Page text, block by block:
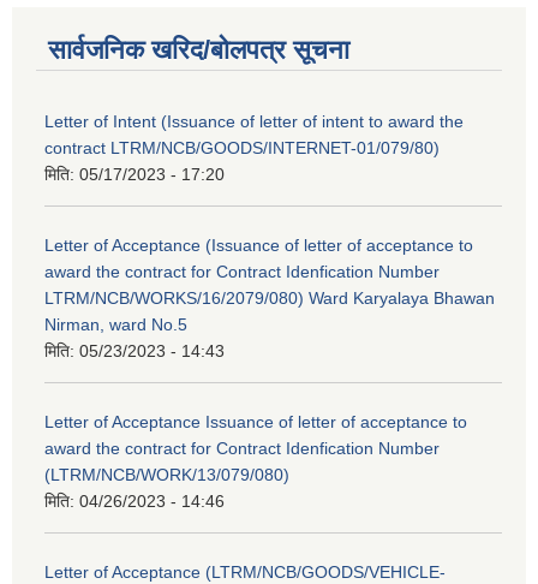
सार्वजनिक खरिद/बोलपत्र सूचना
Letter of Intent (Issuance of letter of intent to award the
contract LTRM/NCB/GOODS/INTERNET-01/079/80)
मिति: 05/17/2023 - 17:20
Letter of Acceptance (Issuance of letter of acceptance to
award the contract for Contract Idenfication Number
LTRM/NCB/WORKS/16/2079/080) Ward Karyalaya Bhawan
Nirman, ward No.5
मिति: 05/23/2023 - 14:43
Letter of Acceptance Issuance of letter of acceptance to
award the contract for Contract Idenfication Number
(LTRM/NCB/WORK/13/079/080)
मिति: 04/26/2023 - 14:46
Letter of Acceptance (LTRM/NCB/GOODS/VEHICLE-